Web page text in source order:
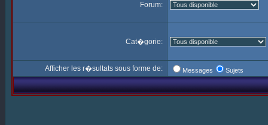
Forum:
Cat�gorie:
Afficher les r�sultats sous forme de: Messages Sujets